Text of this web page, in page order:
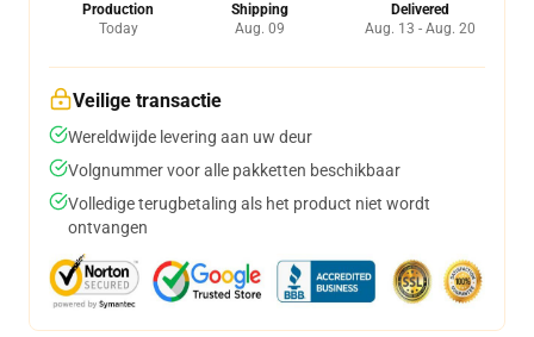
Production
Today
Shipping
Aug. 09
Delivered
Aug. 13 - Aug. 20
Veilige transactie
Wereldwijde levering aan uw deur
Volgnummer voor alle pakketten beschikbaar
Volledige terugbetaling als het product niet wordt
ontvangen